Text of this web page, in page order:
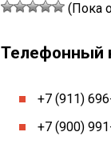
(Пока
Телефонный
+7 (911)
+7 (900)